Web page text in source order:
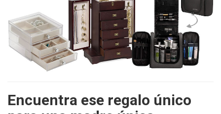
Encuentra ese regalo único